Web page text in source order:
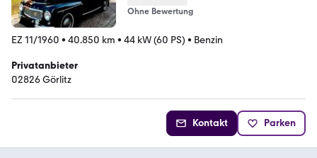
Ohne Bewertung
EZ 11/1960 • 40.850 km • 44 kW (60 PS) • Benzin
Privatanbieter
02826 Görlitz
Kontakt Parken